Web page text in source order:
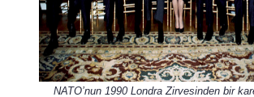
NATO’nun 1990 Londra Zirvesinden bir